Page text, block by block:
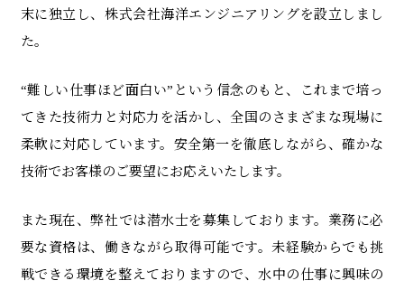
末に独立し、株式会社海洋エンジニアリングを設立しまし
た。
“難しい仕事ほど面白い”という信念のもと、これまで培っ
てきた技術力と対応力を活かし、全国のさまざまな現場に
柔軟に対応しています。安全第一を徹底しながら、確かな
技術でお客様のご要望にお応えいたします。
また現在、弊社では潜水士を募集しております。業務に必
要な資格は、働きながら取得可能です。未経験からでも挑
戦できる環境を整えておりますので、水中の仕事に興味の